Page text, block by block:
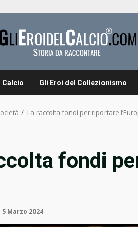
Calcio Gli Eroi del Collezionismo
La raccolta fondi per riportare
fondi
5 Marzo 2024